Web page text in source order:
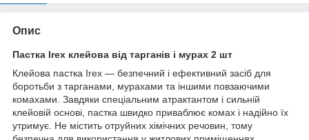
Опис
Пастка Irex клейова від тарганів і мурах 2 шт
Клейова пастка Irex — безпечний і ефективний засіб для
боротьби з тарганами, мурахами та іншими повзаючими
комахами. Завдяки спеціальним атрактантом і сильній
клейовій основі, пастка швидко приваблює комах і надійно їх
утримує. Не містить отруйних хімічних речовин, тому